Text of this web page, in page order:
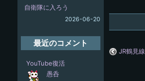
JR鶴見線
自衛隊に入ろう
2026-06-20
最近のコメント